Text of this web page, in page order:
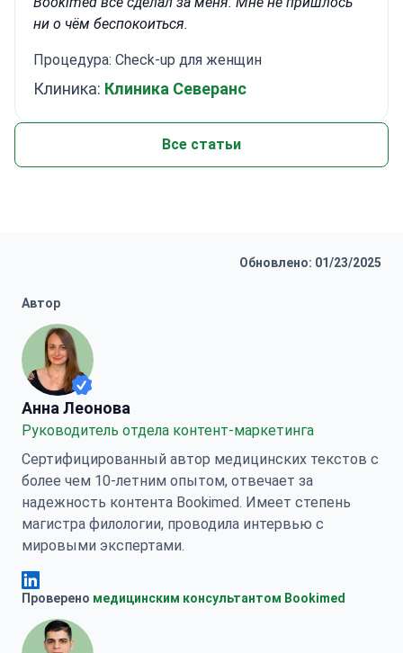
ни о чём беспокоиться.
Процедура: Check-up для женщин
Клиника: Клиника Северанс
Все статьи
Обновлено: 01/23/2025
Автор
Анна Леонова
Анна Леонова
Руководитель отдела контент-маркетинга
Сертифицированный автор медицинских текстов с
более чем 10-летним опытом, отвечает за
надежность контента Bookimed. Имеет степень
магистра филологии, проводила интервью с
мировыми экспертами.
Анна Леонова Linkedin
Проверено медицинским консультантом Bookimed